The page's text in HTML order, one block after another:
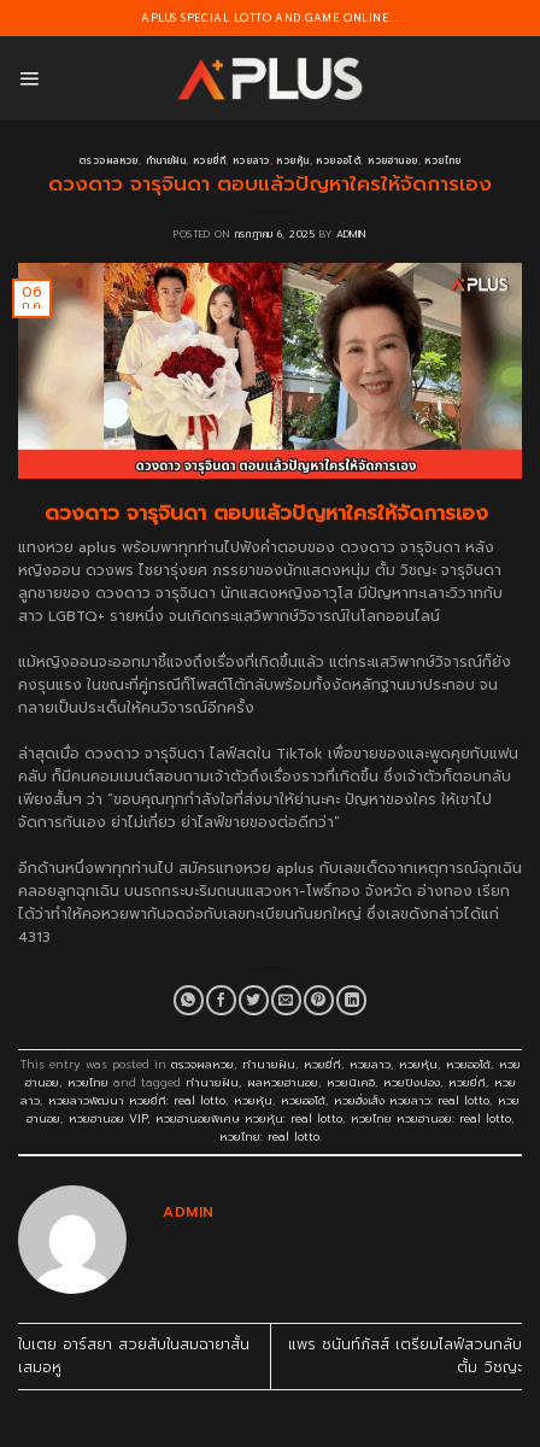
to
APLUS SPECIAL LOTTO AND GAME ONLINE...
ตรวจผลหวย, ทำนายฝัน, หวยยี่กี, หวยลาว, หวยหุ้น, หวยออโต้, หวยฮานอย, หวยไทย
ดวงดาว จารุจินดา ตอบแล้วปัญหาใครให้จัดการเอง
POSTED ON กรกฎาคม 6, 2025 BY ADMIN
06
ก.ค.
ดวงดาว จารุจินดา ตอบแล้วปัญหาใครให้จัดการเอง
แทงหวย aplus พร้อมพาทุกท่านไปฟังคำตอบของ ดวงดาว จารุจินดา หลัง
หญิงออน ดวงพร ไชยารุ่งยศ ภรรยาของนักแสดงหนุ่ม ตั้ม วิชญะ จารุจินดา
ลูกชายของ ดวงดาว จารุจินดา นักแสดงหญิงอาวุโส มีปัญหาทะเลาะวิวาทกับ
สาว LGBTQ+ รายหนึ่ง จนเกิดกระแสวิพากษ์วิจารณ์ในโลกออนไลน์
แม้หญิงออนจะออกมาชี้แจงถึงเรื่องที่เกิดขึ้นแล้ว แต่กระแสวิพากษ์วิจารณ์ก็ยัง
คงรุนแรง ในขณะที่คู่กรณีก็โพสต์โต้กลับพร้อมทั้งงัดหลักฐานมาประกอบ จน
กลายเป็นประเด็นให้คนวิจารณ์อีกครั้ง
ล่าสุดเมื่อ ดวงดาว จารุจินดา ไลฟ์สดใน TikTok เพื่อขายของและพูดคุยกับแฟน
คลับ ก็มีคนคอมเมนต์สอบถามเจ้าตัวถึงเรื่องราวที่เกิดขึ้น ซึ่งเจ้าตัวก็ตอบกลับ
เพียงสั้นๆ ว่า “ขอบคุณทุกกำลังใจที่ส่งมาให้ย่านะคะ ปัญหาของใคร ให้เขาไป
จัดการกันเอง ย่าไม่เกี่ยว ย่าไลฟ์ขายของต่อดีกว่า”
อีกด้านหนึ่งพาทุกท่านไป สมัครแทงหวย aplus กับเลขเด็ดจากเหตุการณ์ฉุกเฉิน
คลอยลูกฉุกเฉิน บนรถกระบะริมถนนแสวงหา-โพธิ์ทอง จังหวัด อ่างทอง เรียก
ได้ว่าทำให้คอหวยพากันจดจ่อกับเลขทะเบียนกันยกใหญ่ ซึ่งเลขดังกล่าวได้แก่
4313
This entry was posted in ตรวจผลหวย, ทำนายฝัน, หวยยี่กี, หวยลาว, หวยหุ้น, หวยออโต้, หวย
ฮานอย, หวยไทย and tagged ทำนายฝัน, ผลหวยฮานอย, หวยนิเคอิ, หวยปิงปอง, หวยยี่กี, หวย
ลาว, หวยลาวพัฒนา หวยยี่กี: real lotto, หวยหุ้น, หวยออโต้, หวยฮั่งเส็ง หวยลาว: real lotto, หวย
ฮานอย, หวยฮานอย VIP, หวยฮานอยพิเศษ หวยหุ้น: real lotto, หวยไทย หวยฮานอย: real lotto,
หวยไทย: real lotto.
ADMIN
ใบเตย อาร์สยา สวยสับในสมฉายาสั้น
เสมอหู
แพร ชนันท์ภัสส์ เตรียมไลฟ์สวนกลับ
ตั้ม วิชญะ